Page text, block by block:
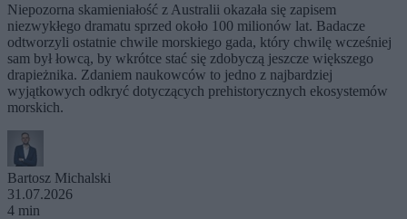
Niepozorna skamieniałość z Australii okazała się zapisem
niezwykłego dramatu sprzed około 100 milionów lat. Badacze
odtworzyli ostatnie chwile morskiego gada, który chwilę wcześniej
sam był łowcą, by wkrótce stać się zdobyczą jeszcze większego
drapieżnika. Zdaniem naukowców to jedno z najbardziej
wyjątkowych odkryć dotyczących prehistorycznych ekosystemów
morskich.
Bartosz Michalski
31.07.2026
4 min